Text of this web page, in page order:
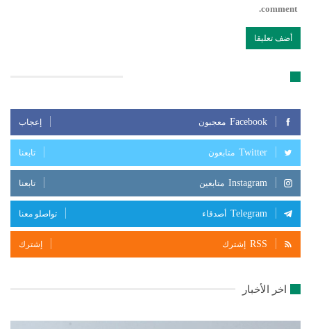
comment.
Facebook معجبون إعجاب
Twitter متابعون تابعنا
Instagram متابعين تابعنا
Telegram أصدقاء تواصلو معنا
RSS إشترك إشترك
اخر الأخبار